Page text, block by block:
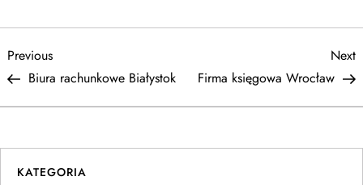
N
a
w
Previous
Post
Previous
Biura rachunkowe Białystok
Next
Firma księgowa Wrocław
KATEGORIA